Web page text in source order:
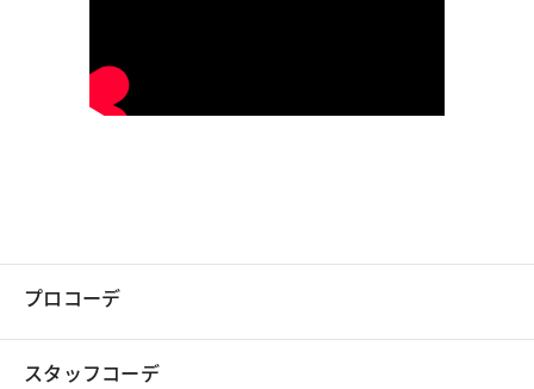
プロコーデ
スタッフコーデ